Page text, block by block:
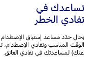
تساعدك في
تفادي الخطر
بحال حدّد مساعد إستباق
الوقت المناسب وتفادي الإصطدام،
عنك) لمساعدتك في تفادي العائق.